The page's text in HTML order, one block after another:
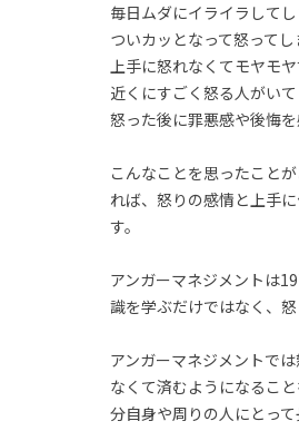
毎日ムダにイライラして
ついカッとなって怒って
上手に怒れなくてモヤモヤ
近くにすごく怒る人がい
怒った後に罪悪感や後悔
こんなことを思ったこと
れば、怒りの感情と上手
す。
アンガーマネジメントは
識を学ぶだけではなく、
アンガーマネジメントで
なくて済むようになるこ
分自身や周りの人にとっ